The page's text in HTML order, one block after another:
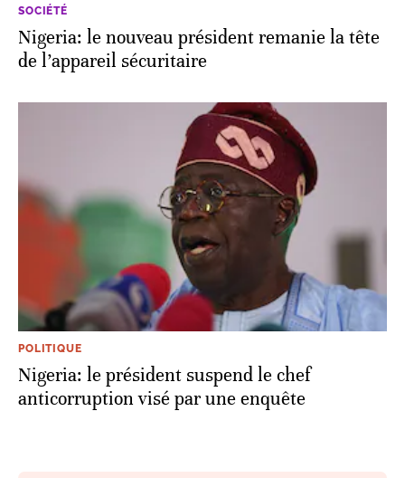
SOCIÉTÉ
Nigeria: le nouveau président remanie la tête
de l’appareil sécuritaire
POLITIQUE
Nigeria: le président suspend le chef
anticorruption visé par une enquête